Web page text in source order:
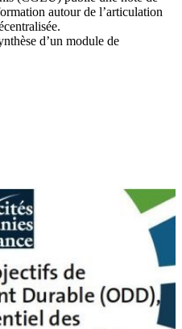
autour de l’articulation
d’un module de